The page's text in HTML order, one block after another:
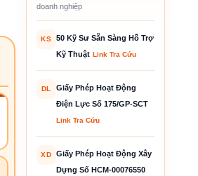
doanh nghiệp
KS
50 Kỹ Sư Sẵn Sàng Hỗ Trợ
Kỹ Thuật Link Tra Cứu
DL
Giấy Phép Hoạt Động
Điện Lực Số 175/GP-SCT
Link Tra Cứu
XD
Giấy Phép Hoạt Động Xây
Dựng Số HCM-00076550